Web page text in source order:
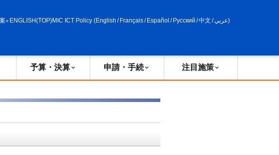
ENGLISH(TOP)MIC ICT Policy (English / Français/ Español / Русский /中文 /عربي)
予算・決算 申請・手続 注目施策